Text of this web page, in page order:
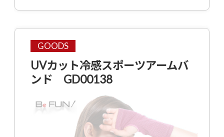
GOODS
UVカット冷感スポーツアームバ
ンド GD00138